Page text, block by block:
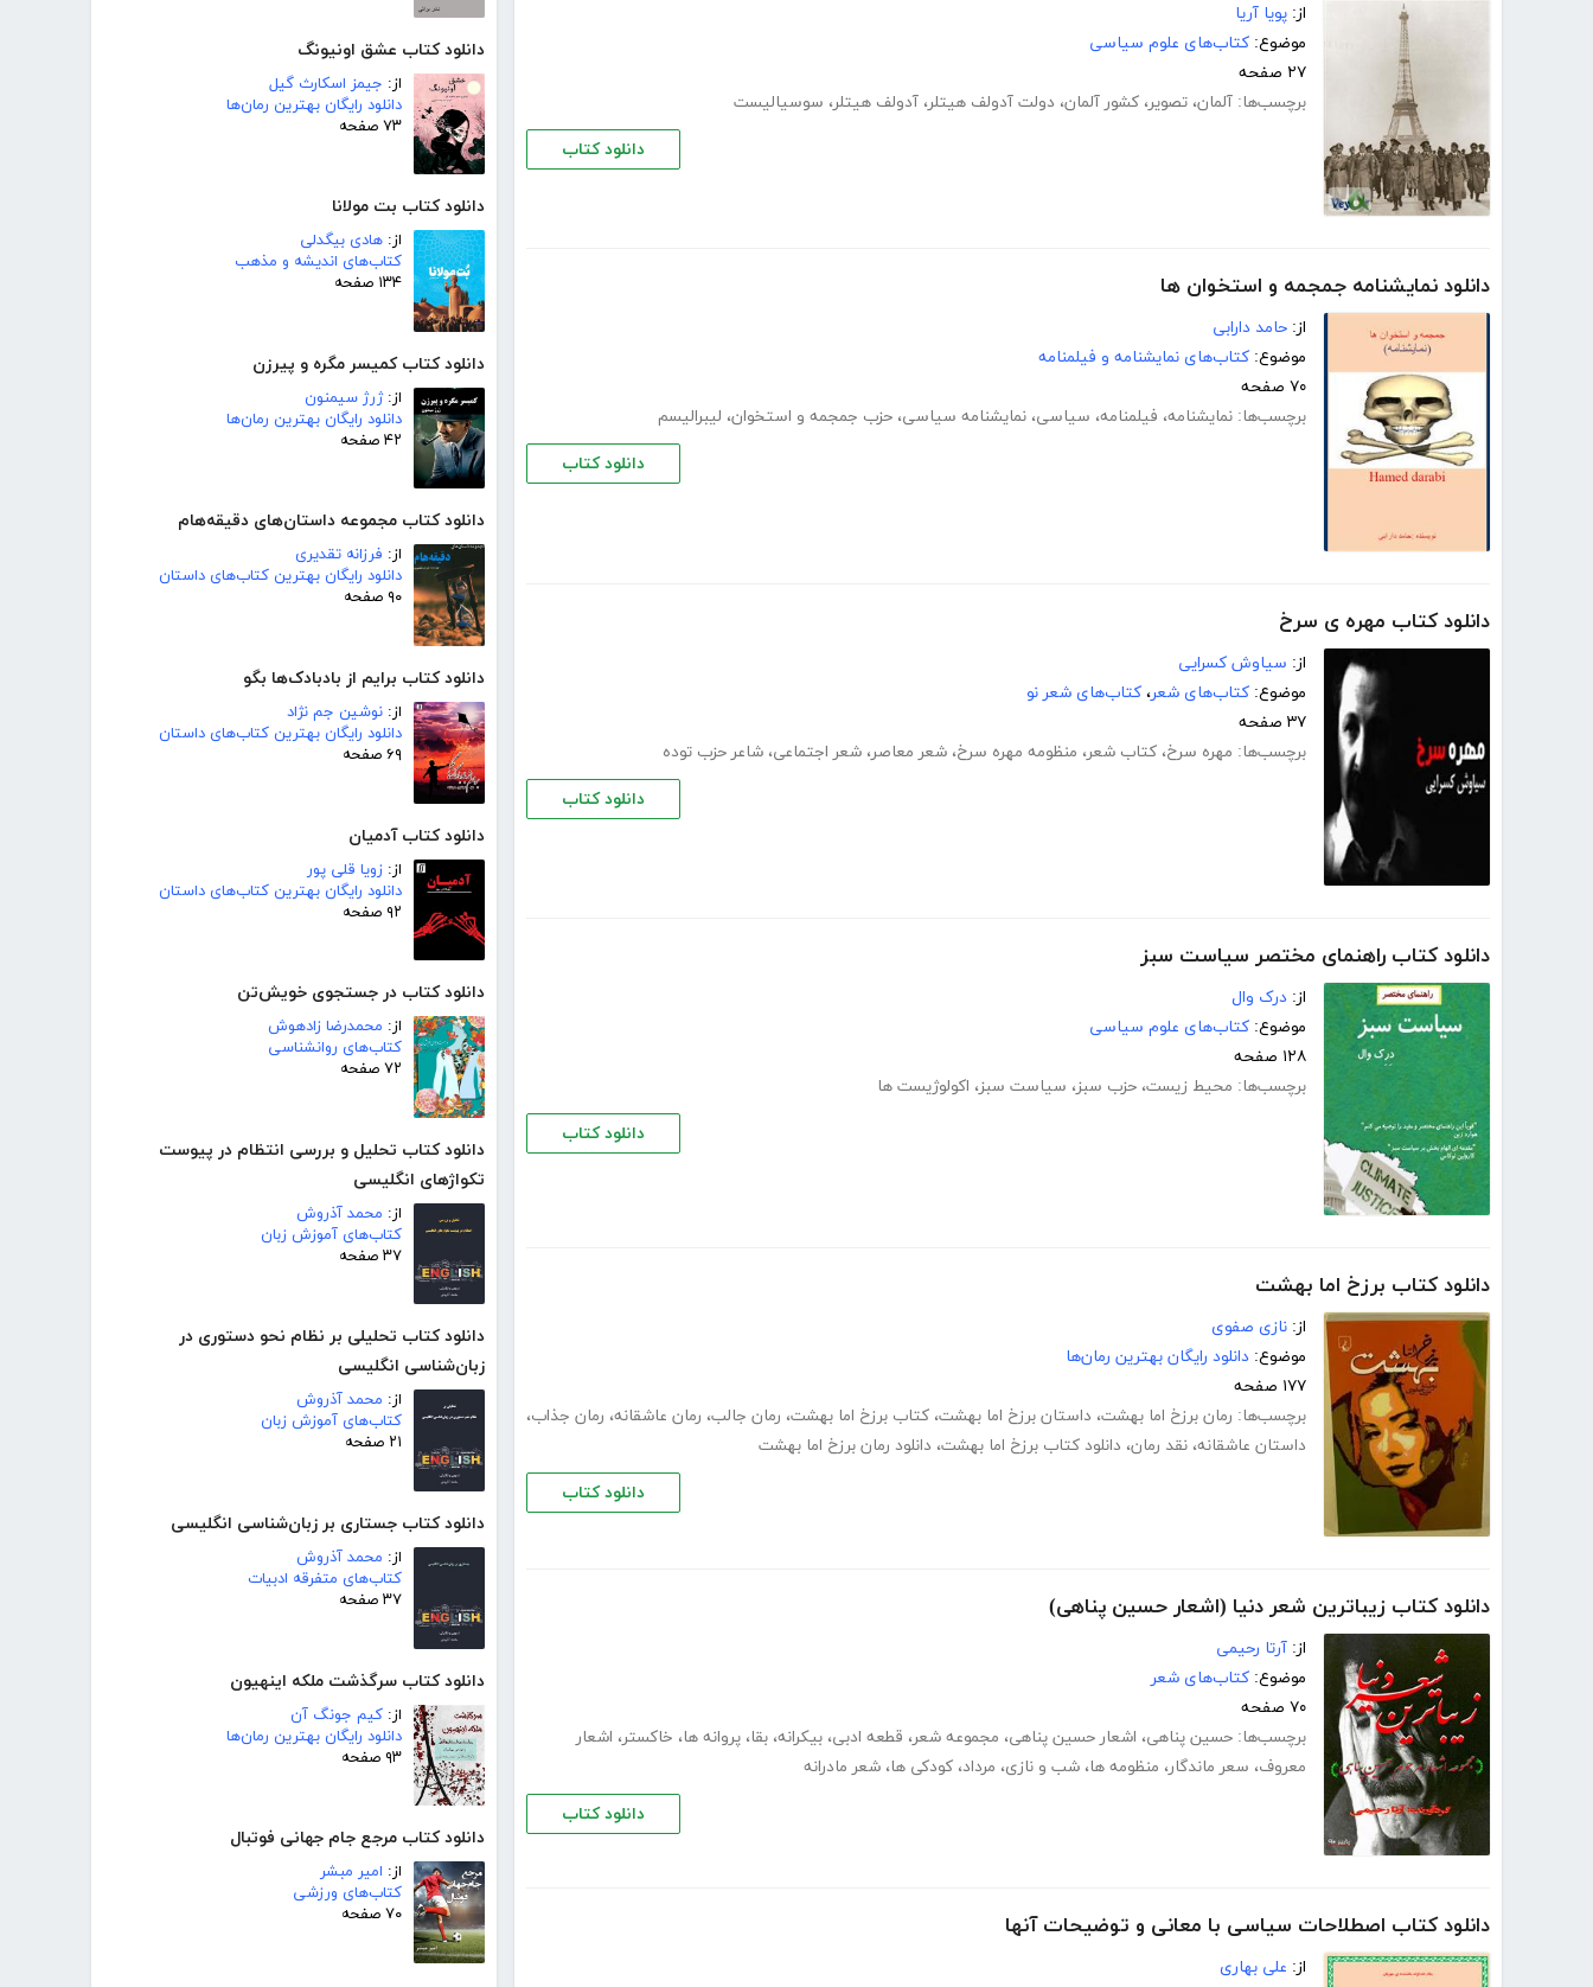
دانلود کتاب عشق اونیونگ
از: جیمز اسکارث گیل
دانلود رایگان بهترین رمان‌ها
۷۳ صفحه
دانلود کتاب بت مولانا
از: هادی بیگدلی
کتاب‌های اندیشه و مذهب
۱۳۴ صفحه
دانلود کتاب کمیسر مگره و پیرزن
از:ژرژ سیمنون
دانلود رایگان بهترین رمان‌ها
۴۲ صفحه
دانلود کتاب مجموعه داستان‌های دقیقه‌هام
از: فرزانه تقدیری
دانلود رایگان بهترین کتاب‌های داستان
۹۰ صفحه
دانلود کتاب برایم از بادبادک‌ها بگو
از: نوشین جم نژاد
دانلود رایگان بهترین کتاب‌های داستان
۶۹ صفحه
دانلود کتاب آدمیان
از: زویا قلی پور
دانلود رایگان بهترین کتاب‌های داستان
۹۲ صفحه
دانلود کتاب در جستجوی خویش‌تن
از: محمدرضا زادهوش
کتاب‌های روانشناسی
۷۲ صفحه
دانلود کتاب تحلیل و بررسی انتظام در پیوست
تکواژهای انگلیسی
از: محمد آذروش
کتاب‌های آموزش زبان
۳۷ صفحه
دانلود کتاب تحلیلی بر نظام نحو دستوری در
زبان‌شناسی انگلیسی
از: محمد آذروش
کتاب‌های آموزش زبان
۲۱ صفحه
دانلود کتاب جستاری بر زبان‌شناسی انگلیسی
از: محمد آذروش
کتاب‌های متفرقه ادبیات
۳۷ صفحه
دانلود کتاب سرگذشت ملکه اینهیون
از: کیم جونگ آن
دانلود رایگان بهترین رمان‌ها
۹۳ صفحه
دانلود کتاب مرجع جام جهانی فوتبال
از: امیر مبشر
کتاب‌های ورزشی
۷۰ صفحه
از: پویا آریا
موضوع: کتاب‌های علوم سیاسی
۲۷ صفحه
برچسب‌ها: آلمان، تصویر، کشور آلمان، دولت آدولف هیتلر، آدولف هیتلر، سوسیالیست
دانلود کتاب
دانلود نمایشنامه جمجمه و استخوان ها
از: حامد دارابی
موضوع: کتاب‌های نمایشنامه و فیلمنامه
۷۰ صفحه
برچسب‌ها: نمایشنامه، فیلمنامه، سیاسی، نمایشنامه سیاسی، حزب جمجمه و استخوان، لیبرالیسم
دانلود کتاب
دانلود کتاب مهره ی سرخ
از: سیاوش کسرایی
موضوع: کتاب‌های شعر، کتاب‌های شعر نو
۳۷ صفحه
برچسب‌ها: مهره سرخ، کتاب شعر، منظومه مهره سرخ، شعر معاصر، شعر اجتماعی، شاعر حزب توده
دانلود کتاب
دانلود کتاب راهنمای مختصر سیاست سبز
از: درک وال
موضوع: کتاب‌های علوم سیاسی
۱۲۸ صفحه
برچسب‌ها: محیط زیست، حزب سبز، سیاست سبز، اکولوژیست ها
دانلود کتاب
دانلود کتاب برزخ اما بهشت
از: نازی صفوی
موضوع: دانلود رایگان بهترین رمان‌ها
۱۷۷ صفحه
برچسب‌ها: رمان برزخ اما بهشت، داستان برزخ اما بهشت، کتاب برزخ اما بهشت، رمان جالب، رمان عاشقانه، رمان جذاب،
داستان عاشقانه، نقد رمان، دانلود کتاب برزخ اما بهشت، دانلود رمان برزخ اما بهشت
دانلود کتاب
دانلود کتاب زیباترین شعر دنیا (اشعار حسین پناهی)
از: آرتا رحیمی
موضوع: کتاب‌های شعر
۷۰ صفحه
برچسب‌ها: حسین پناهی، اشعار حسین پناهی، مجموعه شعر، قطعه ادبی، بیکرانه، بقا، پروانه ها، خاکستر، اشعار
معروف، سعر ماندگار، منظومه ها، شب و نازی، مرداد، کودکی ها، شعر مادرانه
دانلود کتاب
دانلود کتاب اصطلاحات سیاسی با معانی و توضیحات آنها
از: علی بهاری